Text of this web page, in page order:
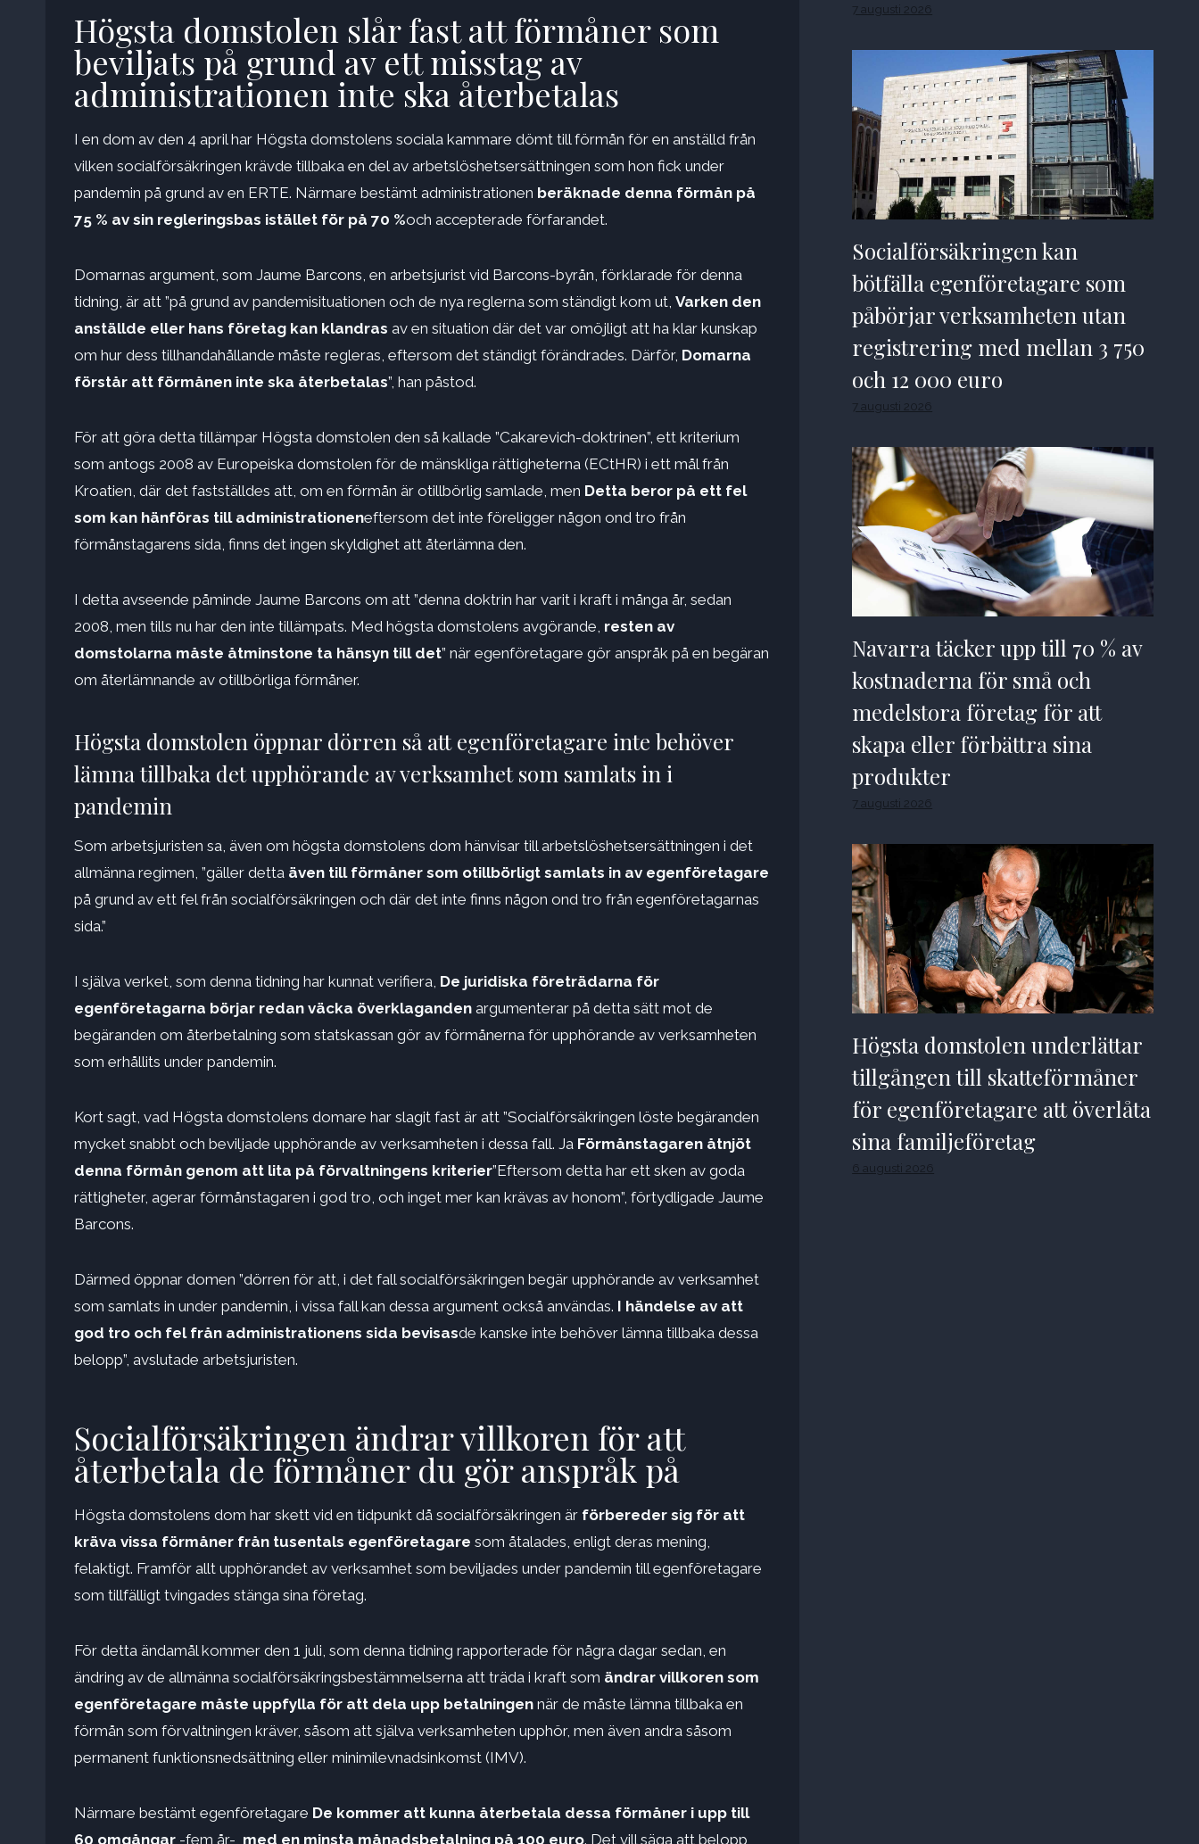
Högsta domstolen slår fast att förmåner som
beviljats ​​på grund av ett misstag av
administrationen inte ska återbetalas
I en dom av den 4 april har Högsta domstolens sociala kammare dömt till förmån för en anställd från
vilken socialförsäkringen krävde tillbaka en del av arbetslöshetsersättningen som hon fick under
pandemin på grund av en ERTE. Närmare bestämt administrationen beräknade denna förmån på
75 % av sin regleringsbas istället för på 70 %och accepterade förfarandet.
Domarnas argument, som Jaume Barcons, en arbetsjurist vid Barcons-byrån, förklarade för denna
tidning, är att ”på grund av pandemisituationen och de nya reglerna som ständigt kom ut, Varken den
anställde eller hans företag kan klandras av en situation där det var omöjligt att ha klar kunskap
om hur dess tillhandahållande måste regleras, eftersom det ständigt förändrades. Därför, Domarna
förstår att förmånen inte ska återbetalas”, han påstod.
För att göra detta tillämpar Högsta domstolen den så kallade ”Cakarevich-doktrinen”, ett kriterium
som antogs 2008 av Europeiska domstolen för de mänskliga rättigheterna (ECtHR) i ett mål från
Kroatien, där det fastställdes att, om en förmån är otillbörlig samlade, men Detta beror på ett fel
som kan hänföras till administrationeneftersom det inte föreligger någon ond tro från
förmånstagarens sida, finns det ingen skyldighet att återlämna den.
I detta avseende påminde Jaume Barcons om att ”denna doktrin har varit i kraft i många år, sedan
2008, men tills nu har den inte tillämpats. Med högsta domstolens avgörande, resten av
domstolarna måste åtminstone ta hänsyn till det” när egenföretagare gör anspråk på en begäran
om återlämnande av otillbörliga förmåner.
Högsta domstolen öppnar dörren så att egenföretagare inte behöver
lämna tillbaka det upphörande av verksamhet som samlats in i
pandemin
Som arbetsjuristen sa, även om högsta domstolens dom hänvisar till arbetslöshetsersättningen i det
allmänna regimen, ”gäller detta även till förmåner som otillbörligt samlats in av egenföretagare
på grund av ett fel från socialförsäkringen och där det inte finns någon ond tro från egenföretagarnas
sida.”
I själva verket, som denna tidning har kunnat verifiera, De juridiska företrädarna för
egenföretagarna börjar redan väcka överklaganden argumenterar på detta sätt mot de
begäranden om återbetalning som statskassan gör av förmånerna för upphörande av verksamheten
som erhållits under pandemin.
Kort sagt, vad Högsta domstolens domare har slagit fast är att ”Socialförsäkringen löste begäranden
mycket snabbt och beviljade upphörande av verksamheten i dessa fall. Ja Förmånstagaren åtnjöt
denna förmån genom att lita på förvaltningens kriterier”Eftersom detta har ett sken av goda
rättigheter, agerar förmånstagaren i god tro, och inget mer kan krävas av honom”, förtydligade Jaume
Barcons.
Därmed öppnar domen ”dörren för att, i det fall socialförsäkringen begär upphörande av verksamhet
som samlats in under pandemin, i vissa fall kan dessa argument också användas. I händelse av att
god tro och fel från administrationens sida bevisasde kanske inte behöver lämna tillbaka dessa
belopp”, avslutade arbetsjuristen.
Socialförsäkringen ändrar villkoren för att
återbetala de förmåner du gör anspråk på
Högsta domstolens dom har skett vid en tidpunkt då socialförsäkringen är förbereder sig för att
kräva vissa förmåner från tusentals egenföretagare som åtalades, enligt deras mening,
felaktigt. Framför allt upphörandet av verksamhet som beviljades under pandemin till egenföretagare
som tillfälligt tvingades stänga sina företag.
För detta ändamål kommer den 1 juli, som denna tidning rapporterade för några dagar sedan, en
ändring av de allmänna socialförsäkringsbestämmelserna att träda i kraft som ändrar villkoren som
egenföretagare måste uppfylla för att dela upp betalningen när de måste lämna tillbaka en
förmån som förvaltningen kräver, såsom att själva verksamheten upphör, men även andra såsom
permanent funktionsnedsättning eller minimilevnadsinkomst (IMV).
Närmare bestämt egenföretagare De kommer att kunna återbetala dessa förmåner i upp till
60 omgångar -fem år-, med en minsta månadsbetalning på 100 euro. Det vill säga att belopp
7 augusti 2026
Socialförsäkringen kan
bötfälla egenföretagare som
påbörjar verksamheten utan
registrering med mellan 3 750
och 12 000 euro
7 augusti 2026
Navarra täcker upp till 70 % av
kostnaderna för små och
medelstora företag för att
skapa eller förbättra sina
produkter
7 augusti 2026
Högsta domstolen underlättar
tillgången till skatteförmåner
för egenföretagare att överlåta
sina familjeföretag
6 augusti 2026